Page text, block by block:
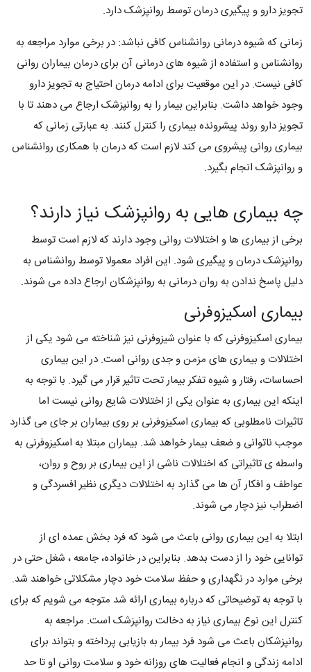
تجویز دارو و پیگیری درمان توسط روانپزشک دارد.
زمانی که شیوه درمانی روانشناس کافی نباشد: در برخی موارد مراجعه به
روانشناس و استفاده از شیوه های درمانی آن برای درمان بیماران روانی
کافی نیست. در این موقعیت برای ادامه درمان احتیاج به تجویز دارو
وجود خواهد داشت. بنابراین بیمار را به روانپزشک ارجاع می دهند تا با
تجویز دارو روند پیشرونده بیماری را کنترل کنند. به عبارتی زمانی که
بیماری روانی پیشروی می کند لازم است که درمان با همکاری روانشناس
و روانپزشک انجام بگیرد.
چه بیماری هایی به روانپزشک نیاز دارند؟
برخی از بیماری ها و اختلالات روانی وجود دارند که لازم است توسط
روانپزشک درمان و پیگیری شود. این افراد معمولا توسط روانشناس به
دلیل پاسخ ندادن به روان درمانی به روانپزشکان ارجاع داده می شوند.
بیماری اسکیزوفرنی
بیماری اسکیزوفرنی که با عنوان شیزوفرنی نیز شناخته می شود یکی از
اختلالات و بیماری های مزمن و جدی روانی است. در این بیماری
احساسات، رفتار و شیوه تفکر بیمار تحت تاثیر قرار می گیرد. با توجه به
اینکه این بیماری به عنوان یکی از اختلالات شایع روانی نیست اما
تاثیرات نامطلوبی که بیماری اسکیزوفرنی بر روی بیماران بر جای می گذارد
موجب ناتوانی و ضعف بیمار خواهد شد. بیماران مبتلا به اسکیزوفرنی به
واسطه ی تاثیراتی که اختلالات ناشی از این بیماری بر روح و روان،
عواطف و افکار آن ها می گذارد به اختلالات دیگری نظیر افسردگی و
اضطراب نیز دچار می شوند.
ابتلا به این بیماری روانی باعث می شود که فرد بخش عمده ای از
توانایی خود را از دست بدهد. بنابراین در خانواده، جامعه ، شغل حتی در
برخی موارد در نگهداری و حفظ سلامت خود دچار مشکلاتی خواهند شد.
با توجه به توضیحاتی که درباره بیماری ارائه شد متوجه می شویم که برای
کنترل این نوع بیماری نیاز به دخالت روانپزشک است. مراجعه به
روانپزشکان باعث می شود فرد بیمار به بازیابی پرداخته و بتواند برای
ادامه زندگی و انجام فعالیت های روزانه خود و سلامت روانی او تا حد